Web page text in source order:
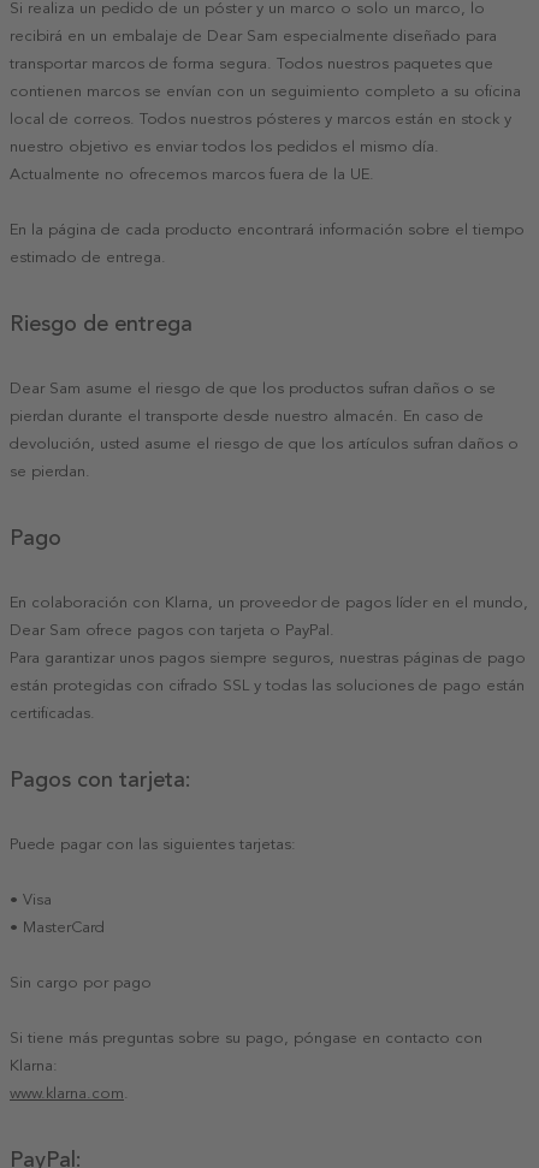
Si realiza un pedido de un póster y un marco o solo un marco, lo
recibirá en un embalaje de Dear Sam especialmente diseñado para
transportar marcos de forma segura. Todos nuestros paquetes que
contienen marcos se envían con un seguimiento completo a su oficina
local de correos. Todos nuestros pósteres y marcos están en stock y
nuestro objetivo es enviar todos los pedidos el mismo día.
Actualmente no ofrecemos marcos fuera de la UE.
En la página de cada producto encontrará información sobre el tiempo
estimado de entrega.
Riesgo de entrega
Dear Sam asume el riesgo de que los productos sufran daños o se
pierdan durante el transporte desde nuestro almacén. En caso de
devolución, usted asume el riesgo de que los artículos sufran daños o
se pierdan.
Pago
En colaboración con Klarna, un proveedor de pagos líder en el mundo,
Dear Sam ofrece pagos con tarjeta o PayPal.
Para garantizar unos pagos siempre seguros, nuestras páginas de pago
están protegidas con cifrado SSL y todas las soluciones de pago están
certificadas.
Pagos con tarjeta:
Puede pagar con las siguientes tarjetas:
• Visa
• MasterCard
Sin cargo por pago
Si tiene más preguntas sobre su pago, póngase en contacto con
Klarna:
www.klarna.com.
PayPal: